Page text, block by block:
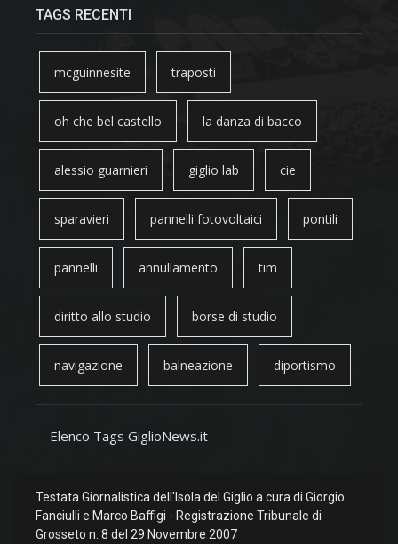
TAGS RECENTI
mcguinnesite traposti
oh che bel castello la danza di bacco
alessio guarnieri giglio lab cie
sparavieri pannelli fotovoltaici pontili
pannelli annullamento tim
diritto allo studio borse di studio
navigazione balneazione diportismo
Elenco Tags GiglioNews.it
Testata Giornalistica dell'Isola del Giglio a cura di Giorgio
Fanciulli e Marco Baffigi - Registrazione Tribunale di
Grosseto n. 8 del 29 Novembre 2007